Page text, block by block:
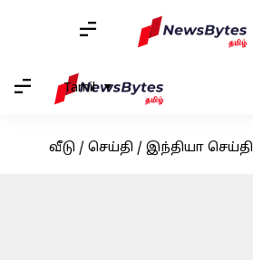
Tamil
வீடு / செய்தி / இந்தியா செய்தி